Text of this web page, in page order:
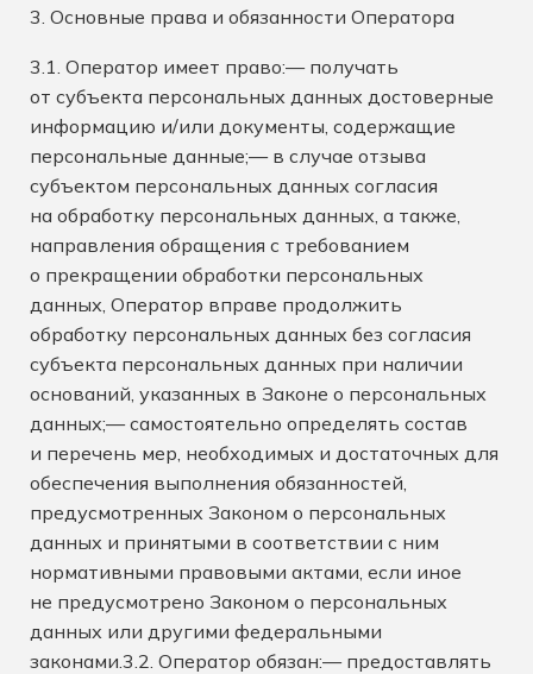
3. Основные права и обязанности Оператора
3.1. Оператор имеет право:— получать
от субъекта персональных данных достоверные
информацию и/или документы, содержащие
персональные данные;— в случае отзыва
субъектом персональных данных согласия
на обработку персональных данных, а также,
направления обращения с требованием
о прекращении обработки персональных
данных, Оператор вправе продолжить
обработку персональных данных без согласия
субъекта персональных данных при наличии
оснований, указанных в Законе о персональных
данных;— самостоятельно определять состав
и перечень мер, необходимых и достаточных для
обеспечения выполнения обязанностей,
предусмотренных Законом о персональных
данных и принятыми в соответствии с ним
нормативными правовыми актами, если иное
не предусмотрено Законом о персональных
данных или другими федеральными
законами.3.2. Оператор обязан:— предоставлять